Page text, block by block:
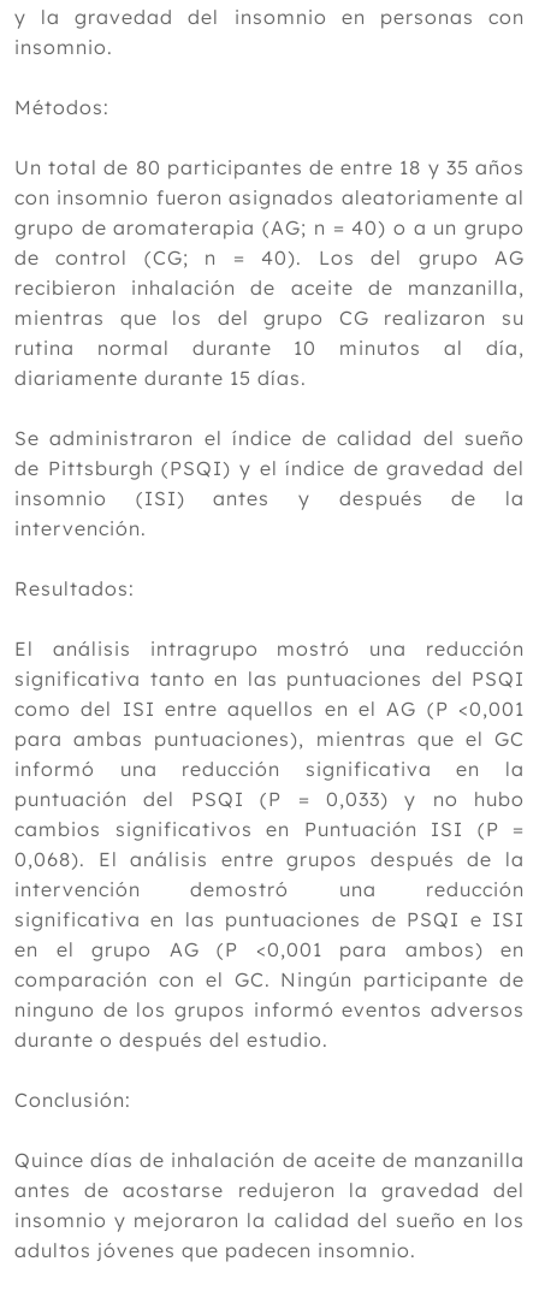
El mito de comer huevos
Chía, sésamo, girasol y lino: los
multibeneficios de 4 minisemillas
Enero
2024
2023
2022
2021
2020
2019
2015
2014
2013
2012
y la gravedad del insomnio en personas con
insomnio.
Métodos:
Un total de 80 participantes de entre 18 y 35 años
con insomnio fueron asignados aleatoriamente al
grupo de aromaterapia (AG; n = 40) o a un grupo
de control (CG; n = 40). Los del grupo AG
recibieron inhalación de aceite de manzanilla,
mientras que los del grupo CG realizaron su
rutina normal durante 10 minutos al día,
diariamente durante 15 días.
Se administraron el índice de calidad del sueño
de Pittsburgh (PSQI) y el índice de gravedad del
insomnio (ISI) antes y después de la
intervención.
Resultados:
El análisis intragrupo mostró una reducción
significativa tanto en las puntuaciones del PSQI
como del ISI entre aquellos en el AG (P <0,001
para ambas puntuaciones), mientras que el GC
informó una reducción significativa en la
puntuación del PSQI (P = 0,033) y no hubo
cambios significativos en Puntuación ISI (P =
0,068). El análisis entre grupos después de la
intervención demostró una reducción
significativa en las puntuaciones de PSQI e ISI
en el grupo AG (P <0,001 para ambos) en
comparación con el GC. Ningún participante de
ninguno de los grupos informó eventos adversos
durante o después del estudio.
Conclusión:
Quince días de inhalación de aceite de manzanilla
antes de acostarse redujeron la gravedad del
insomnio y mejoraron la calidad del sueño en los
adultos jóvenes que padecen insomnio.